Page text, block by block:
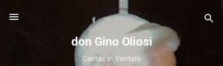
Passa ai contenuti principali
don Gino Oliosi
Caritas in Veritate